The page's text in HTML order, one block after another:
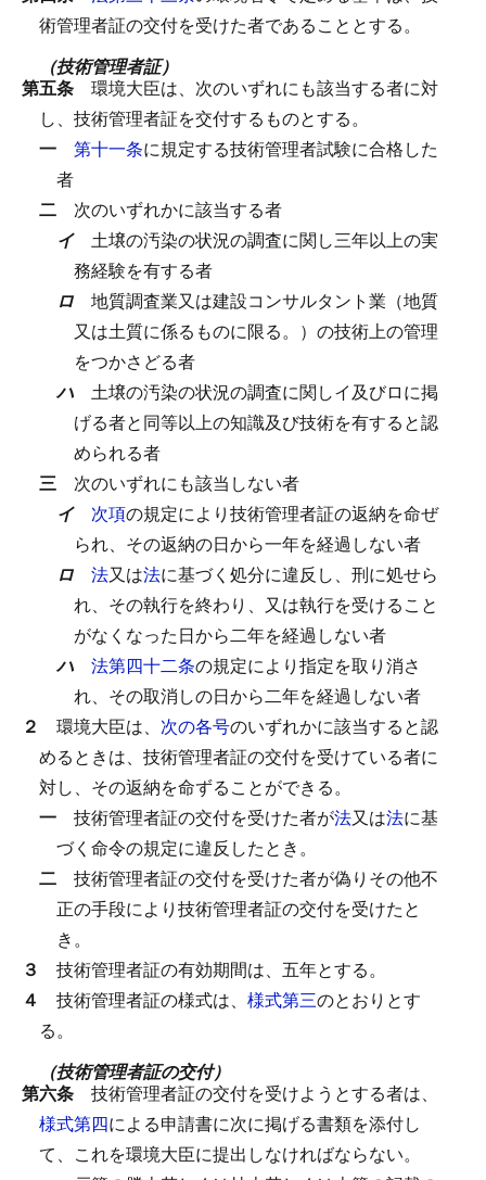
術管理者証の交付を受けた者であることとする。
（技術管理者証）
第五条 環境大臣は、次のいずれにも該当する者に対
し、技術管理者証を交付するものとする。
一 第十一条に規定する技術管理者試験に合格した
者
二 次のいずれかに該当する者
イ 土壌の汚染の状況の調査に関し三年以上の実
務経験を有する者
ロ 地質調査業又は建設コンサルタント業（地質
又は土質に係るものに限る。）の技術上の管理
をつかさどる者
ハ 土壌の汚染の状況の調査に関しイ及びロに掲
げる者と同等以上の知識及び技術を有すると認
められる者
三 次のいずれにも該当しない者
イ 次項の規定により技術管理者証の返納を命ぜ
られ、その返納の日から一年を経過しない者
ロ 法又は法に基づく処分に違反し、刑に処せら
れ、その執行を終わり、又は執行を受けること
がなくなった日から二年を経過しない者
ハ 法第四十二条の規定により指定を取り消さ
れ、その取消しの日から二年を経過しない者
２ 環境大臣は、 次の各号のいずれかに該当すると認
めるときは、技術管理者証の交付を受けている者に
対し、その返納を命ずることができる。
一 技術管理者証の交付を受けた者が法又は法に基
づく命令の規定に違反したとき。
二 技術管理者証の交付を受けた者が偽りその他不
正の手段により技術管理者証の交付を受けたと
き。
３ 技術管理者証の有効期間は、五年とする。
４ 技術管理者証の様式は、 様式第三のとおりとす
る。
（技術管理者証の交付）
第六条 技術管理者証の交付を受けようとする者は、
様式第四による申請書に次に掲げる書類を添付し
て、これを環境大臣に提出しなければならない。